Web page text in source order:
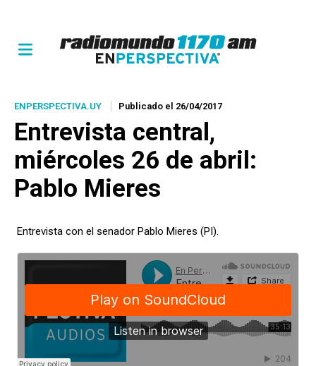
ENPERSPECTIVA.UY Publicado el 26/04/2017
Entrevista central,
miércoles 26 de abril:
Pablo Mieres
Entrevista con el senador Pablo Mieres (PI).